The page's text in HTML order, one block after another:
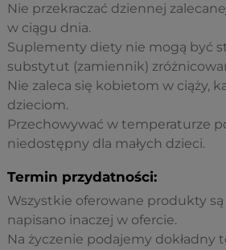
Nie przekraczać dziennej
w ciągu dnia.
Suplementy diety nie mogą być
substytut (zamiennik)
Nie zaleca się kobietom w ciąży,
dzieciom.
Przechowywać w temperaturze
niedostępny dla małych dzieci.
Termin przydatności:
Wszystkie oferowane produkty są
napisano inaczej w ofercie.
Na życzenie podajemy dokładny